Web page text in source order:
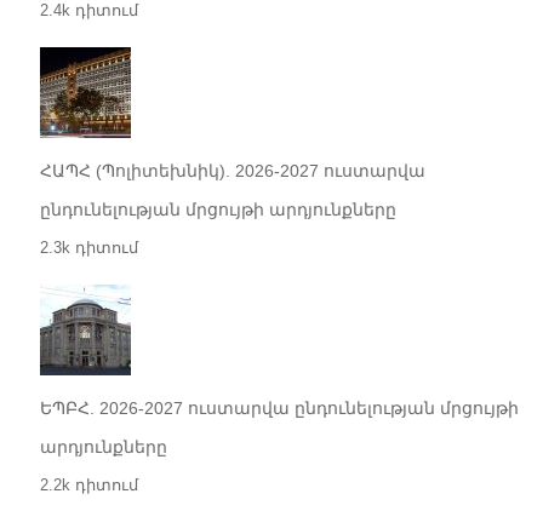
2.4k դիտում
ՀԱՊՀ (Պոլիտեխնիկ). 2026-2027 ուստարվա
ընդունելության մրցույթի արդյունքները
2.3k դիտում
ԵՊԲՀ. 2026-2027 ուստարվա ընդունելության մրցույթի
արդյունքները
2.2k դիտում